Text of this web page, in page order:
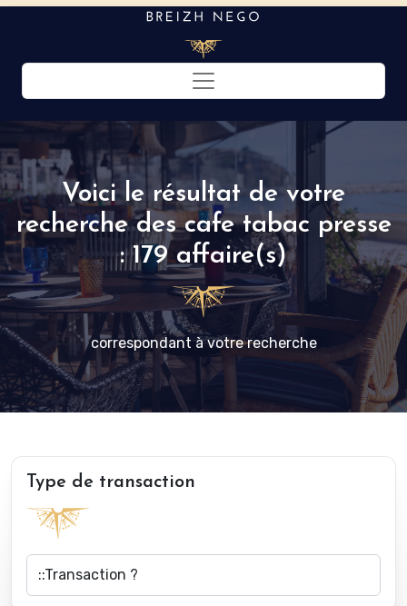
Toggle navigation
Voici le résultat de votre
recherche des cafe tabac presse
: 179 affaire(s)
correspondant à votre recherche
Type de transaction